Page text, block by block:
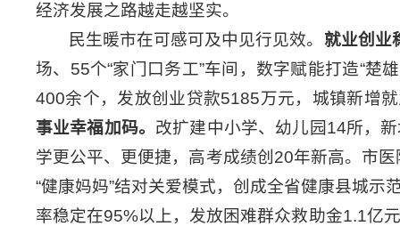
经济发展之路越走越坚实。
民生暖市在可感可及中见行见效。 就业创业
场、55个“家门口务工”车间，数字赋能打造“楚
400余个，发放创业贷款5185万元，城镇新增
事业幸福加码。 改扩建中小学、幼儿园14所，
学更公平、更便捷，高考成绩创20年新高。市
“健康妈妈”结对关爱模式，创成全省健康县城示
率稳定在95%以上，发放困难群众救助金1.1亿